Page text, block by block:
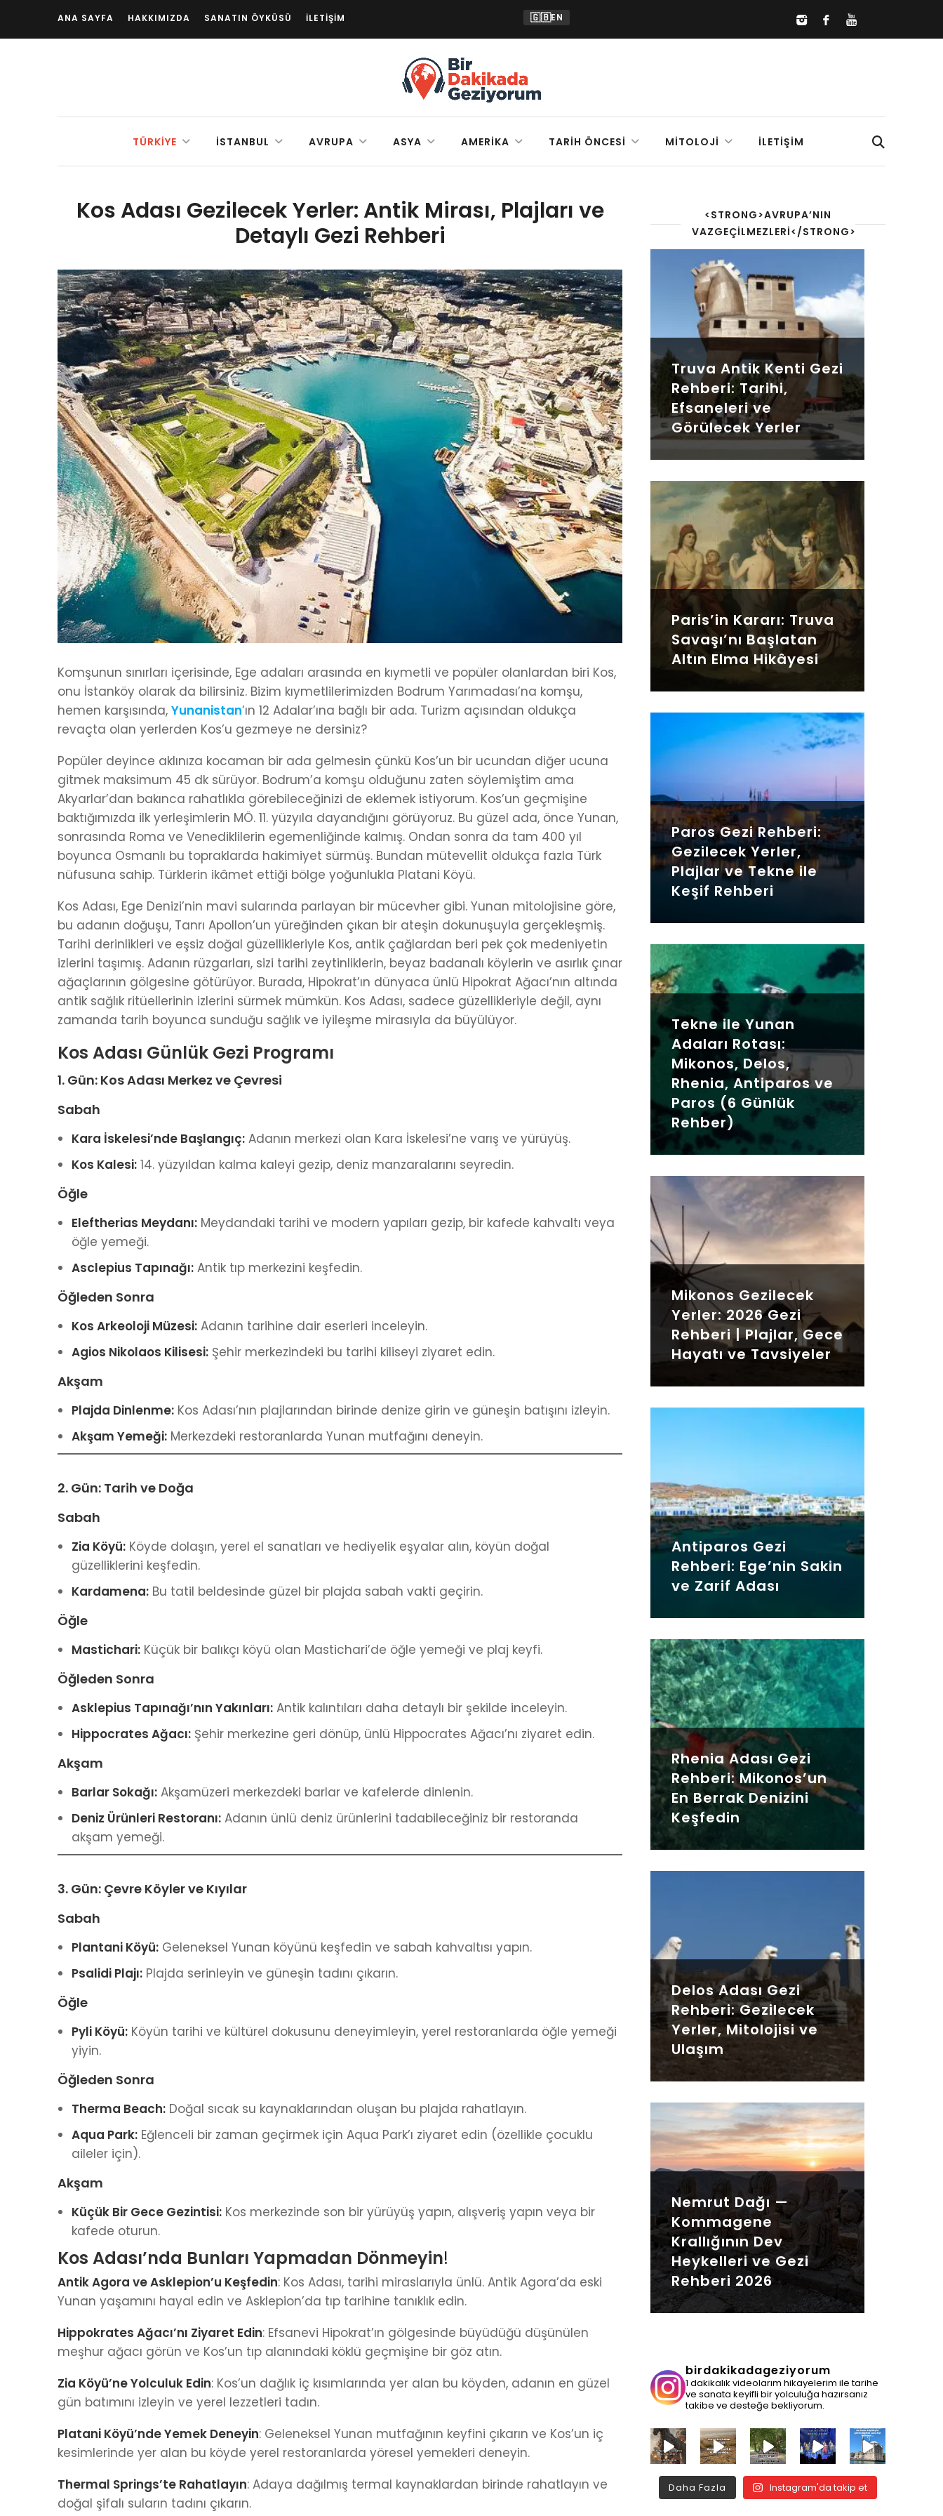
ANA SAYFA HAKKIMIZDA SANATIN ÖYKÜSÜ İLETIŞIM 🇬🇧EN
TÜRKIYE İSTANBUL AVRUPA ASYA AMERIKA TARIH ÖNCESI MITOLOJI İLETIŞIM
Kos Adası Gezilecek Yerler: Antik Mirası, Plajları ve
Detaylı Gezi Rehberi
Komşunun sınırları içerisinde, Ege adaları arasında en kıymetli ve popüler olanlardan biri Kos,
onu İstanköy olarak da bilirsiniz. Bizim kıymetlilerimizden Bodrum Yarımadası’na komşu,
hemen karşısında, Yunanistan’ın 12 Adalar’ına bağlı bir ada. Turizm açısından oldukça
revaçta olan yerlerden Kos’u gezmeye ne dersiniz?
Popüler deyince aklınıza kocaman bir ada gelmesin çünkü Kos’un bir ucundan diğer ucuna
gitmek maksimum 45 dk sürüyor. Bodrum’a komşu olduğunu zaten söylemiştim ama
Akyarlar’dan bakınca rahatlıkla görebileceğinizi de eklemek istiyorum. Kos’un geçmişine
baktığımızda ilk yerleşimlerin MÖ. 11. yüzyıla dayandığını görüyoruz. Bu güzel ada, önce Yunan,
sonrasında Roma ve Venediklilerin egemenliğinde kalmış. Ondan sonra da tam 400 yıl
boyunca Osmanlı bu topraklarda hakimiyet sürmüş. Bundan mütevellit oldukça fazla Türk
nüfusuna sahip. Türklerin ikâmet ettiği bölge yoğunlukla Platani Köyü.
Kos Adası, Ege Denizi’nin mavi sularında parlayan bir mücevher gibi. Yunan mitolojisine göre,
bu adanın doğuşu, Tanrı Apollon’un yüreğinden çıkan bir ateşin dokunuşuyla gerçekleşmiş.
Tarihi derinlikleri ve eşsiz doğal güzellikleriyle Kos, antik çağlardan beri pek çok medeniyetin
izlerini taşımış. Adanın rüzgarları, sizi tarihi zeytinliklerin, beyaz badanalı köylerin ve asırlık çınar
ağaçlarının gölgesine götürüyor. Burada, Hipokrat’ın dünyaca ünlü Hipokrat Ağacı’nın altında
antik sağlık ritüellerinin izlerini sürmek mümkün. Kos Adası, sadece güzellikleriyle değil, aynı
zamanda tarih boyunca sunduğu sağlık ve iyileşme mirasıyla da büyülüyor.
Kos Adası Günlük Gezi Programı
1. Gün: Kos Adası Merkez ve Çevresi
Sabah
Kara İskelesi’nde Başlangıç: Adanın merkezi olan Kara İskelesi’ne varış ve yürüyüş.
Kos Kalesi: 14. yüzyıldan kalma kaleyi gezip, deniz manzaralarını seyredin.
Öğle
Eleftherias Meydanı: Meydandaki tarihi ve modern yapıları gezip, bir kafede kahvaltı veya
öğle yemeği.
Asclepius Tapınağı: Antik tıp merkezini keşfedin.
Öğleden Sonra
Kos Arkeoloji Müzesi: Adanın tarihine dair eserleri inceleyin.
Agios Nikolaos Kilisesi: Şehir merkezindeki bu tarihi kiliseyi ziyaret edin.
Akşam
Plajda Dinlenme: Kos Adası’nın plajlarından birinde denize girin ve güneşin batışını izleyin.
Akşam Yemeği: Merkezdeki restoranlarda Yunan mutfağını deneyin.
2. Gün: Tarih ve Doğa
Sabah
Zia Köyü: Köyde dolaşın, yerel el sanatları ve hediyelik eşyalar alın, köyün doğal
güzelliklerini keşfedin.
Kardamena: Bu tatil beldesinde güzel bir plajda sabah vakti geçirin.
Öğle
Mastichari: Küçük bir balıkçı köyü olan Mastichari’de öğle yemeği ve plaj keyfi.
Öğleden Sonra
Asklepius Tapınağı’nın Yakınları: Antik kalıntıları daha detaylı bir şekilde inceleyin.
Hippocrates Ağacı: Şehir merkezine geri dönüp, ünlü Hippocrates Ağacı’nı ziyaret edin.
Akşam
Barlar Sokağı: Akşamüzeri merkezdeki barlar ve kafelerde dinlenin.
Deniz Ürünleri Restoranı: Adanın ünlü deniz ürünlerini tadabileceğiniz bir restoranda
akşam yemeği.
3. Gün: Çevre Köyler ve Kıyılar
Sabah
Plantani Köyü: Geleneksel Yunan köyünü keşfedin ve sabah kahvaltısı yapın.
Psalidi Plajı: Plajda serinleyin ve güneşin tadını çıkarın.
Öğle
Pyli Köyü: Köyün tarihi ve kültürel dokusunu deneyimleyin, yerel restoranlarda öğle yemeği
yiyin.
Öğleden Sonra
Therma Beach: Doğal sıcak su kaynaklarından oluşan bu plajda rahatlayın.
Aqua Park: Eğlenceli bir zaman geçirmek için Aqua Park’ı ziyaret edin (özellikle çocuklu
aileler için).
Akşam
Küçük Bir Gece Gezintisi: Kos merkezinde son bir yürüyüş yapın, alışveriş yapın veya bir
kafede oturun.
Kos Adası’nda Bunları Yapmadan Dönmeyin!
Antik Agora ve Asklepion’u Keşfedin: Kos Adası, tarihi miraslarıyla ünlü. Antik Agora’da eski
Yunan yaşamını hayal edin ve Asklepion’da tıp tarihine tanıklık edin.
Hippokrates Ağacı’nı Ziyaret Edin: Efsanevi Hipokrat’ın gölgesinde büyüdüğü düşünülen
meşhur ağacı görün ve Kos’un tıp alanındaki köklü geçmişine bir göz atın.
Zia Köyü’ne Yolculuk Edin: Kos’un dağlık iç kısımlarında yer alan bu köyden, adanın en güzel
gün batımını izleyin ve yerel lezzetleri tadın.
Platani Köyü’nde Yemek Deneyin: Geleneksel Yunan mutfağının keyfini çıkarın ve Kos’un iç
kesimlerinde yer alan bu köyde yerel restoranlarda yöresel yemekleri deneyin.
Thermal Springs’te Rahatlayın: Adaya dağılmış termal kaynaklardan birinde rahatlayın ve
doğal şifalı suların tadını çıkarın.
<STRONG>AVRUPA’NIN
VAZGEÇILMEZLERI</STRONG>
Truva Antik Kenti Gezi
Rehberi: Tarihi,
Efsaneleri ve
Görülecek Yerler
Paris’in Kararı: Truva
Savaşı’nı Başlatan
Altın Elma Hikâyesi
Paros Gezi Rehberi:
Gezilecek Yerler,
Plajlar ve Tekne ile
Keşif Rehberi
Tekne ile Yunan
Adaları Rotası:
Mikonos, Delos,
Rhenia, Antiparos ve
Paros (6 Günlük
Rehber)
Mikonos Gezilecek
Yerler: 2026 Gezi
Rehberi | Plajlar, Gece
Hayatı ve Tavsiyeler
Antiparos Gezi
Rehberi: Ege’nin Sakin
ve Zarif Adası
Rhenia Adası Gezi
Rehberi: Mikonos’un
En Berrak Denizini
Keşfedin
Delos Adası Gezi
Rehberi: Gezilecek
Yerler, Mitolojisi ve
Ulaşım
Nemrut Dağı —
Kommagene
Krallığının Dev
Heykelleri ve Gezi
Rehberi 2026
birdakikadageziyorum
1 dakikalık videolarım hikayelerim ile tarihe
ve sanata keyifli bir yolculuğa hazırsanız
takibe ve desteğe bekliyorum.
Daha Fazla Instagram'da takip et